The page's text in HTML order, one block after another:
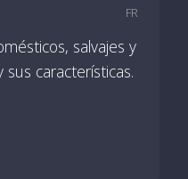
FR
salvajes y
sus características.